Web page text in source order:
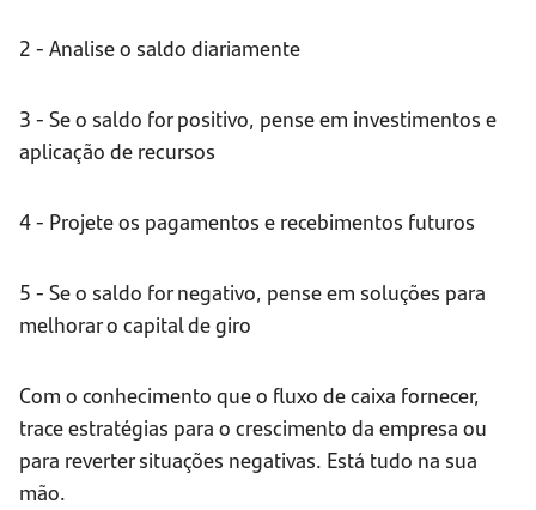
2 - Analise o saldo diariamente
3 - Se o saldo for positivo, pense em investimentos e
aplicação de recursos
4 - Projete os pagamentos e recebimentos futuros
5 - Se o saldo for negativo, pense em soluções para
melhorar o capital de giro
Com o conhecimento que o fluxo de caixa fornecer,
trace estratégias para o crescimento da empresa ou
para reverter situações negativas. Está tudo na sua
mão.